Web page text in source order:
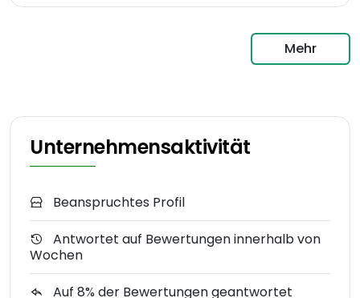
Mehr
Unternehmensaktivität
Beanspruchtes Profil
Antwortet auf Bewertungen innerhalb von
Wochen
Auf 8% der Bewertungen geantwortet